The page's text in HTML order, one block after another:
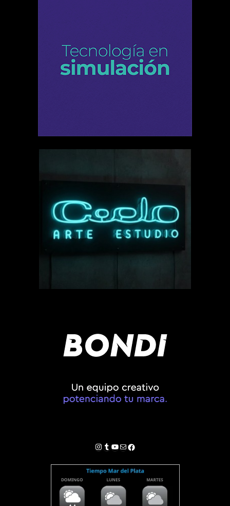
Instagram
Tumblr
YouTube
Correo electrónico
Facebook